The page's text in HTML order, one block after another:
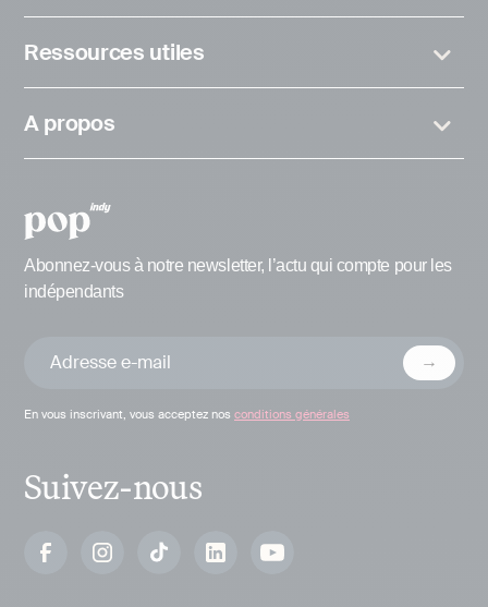
Ressources utiles
A propos
Abonnez-vous à notre newsletter, l’actu qui compte pour les
indépendants
En vous inscrivant, vous acceptez nos conditions générales
Suivez-nous